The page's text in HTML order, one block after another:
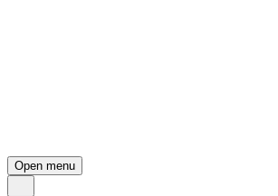
Open menu